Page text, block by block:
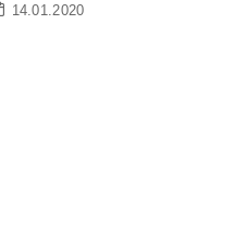
14.01.2020